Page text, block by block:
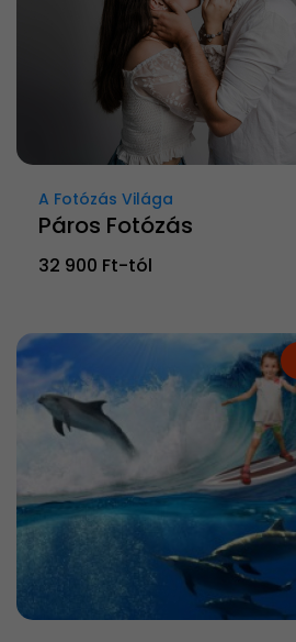
A Fotózás Világa
Páros Fotózás
32 900 Ft-tól